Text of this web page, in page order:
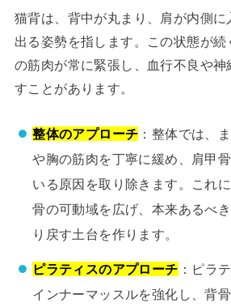
猫背は、背中が丸まり、肩が内側に
出る姿勢を指します。この状態が続
の筋肉が常に緊張し、血行不良や神
すことがあります。
整体のアプローチ ：整体では、
や胸の筋肉を丁寧に緩め、肩甲
いる原因を取り除きます。これ
骨の可動域を広げ、本来あるべ
り戻す土台を作ります。
ピラティスのアプローチ ：ピラ
インナーマッスルを強化し、背